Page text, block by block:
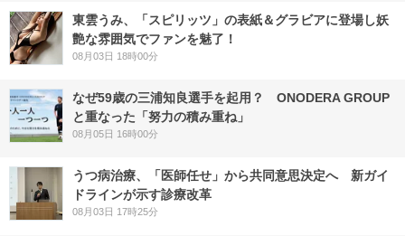
東雲うみ、「スピリッツ」の表紙＆グラビアに登場し妖
艶な雰囲気でファンを魅了！
08月03日 18時00分
なぜ59歳の三浦知良選手を起用？ ONODERA GROUP
と重なった「努力の積み重ね」
08月05日 16時00分
うつ病治療、「医師任せ」から共同意思決定へ 新ガイ
ドラインが示す診療改革
08月03日 17時25分